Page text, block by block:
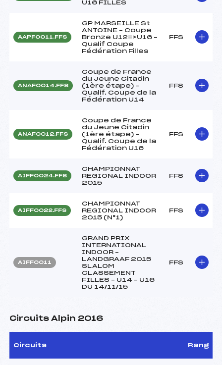
U16 FILLES
AAPF0011.FFS
GP MARSEILLE St
ANTOINE – Coupe
Bronze U12=>U16 –
Qualif Coupe
Fédération Filles
FFS
ANAF0014.FFS
Coupe de France
du Jeune Citadin
(1ère étape) –
Qualif. Coupe de la
Fédération U14
FFS
ANAF0012.FFS
Coupe de France
du Jeune Citadin
(1ère étape) –
Qualif. Coupe de la
Fédération U16
FFS
AIFF0024.FFS
CHAMPIONNAT
REGIONAL INDOOR
2015
FFS
AIFF0022.FFS
CHAMPIONNAT
REGIONAL INDOOR
2015 (N°1)
FFS
AIFF0011
GRAND PRIX
INTERNATIONAL
INDOOR –
LANDGRAAF 2015
SLALOM
CLASSEMENT
FILLES – U14 – U16
DU 14/11/15
FFS
Circuits Alpin 2016
Circuits Rang